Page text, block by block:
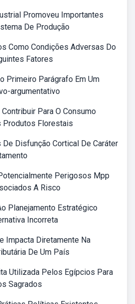
Promoveu Importantes
De Produção
Como Condições Adversas Do
Fatores
Primeiro Parágrafo Em Um
argumentativo
Para O Consumo
Produtos Florestais
Disfunção Cortical De Caráter
Perigosos Mpp
A Risco
Planejamento Estratégico
Incorreta
Impacta Diretamente Na
De Um País
Utilizada Pelos Egípcios Para
Sagrados